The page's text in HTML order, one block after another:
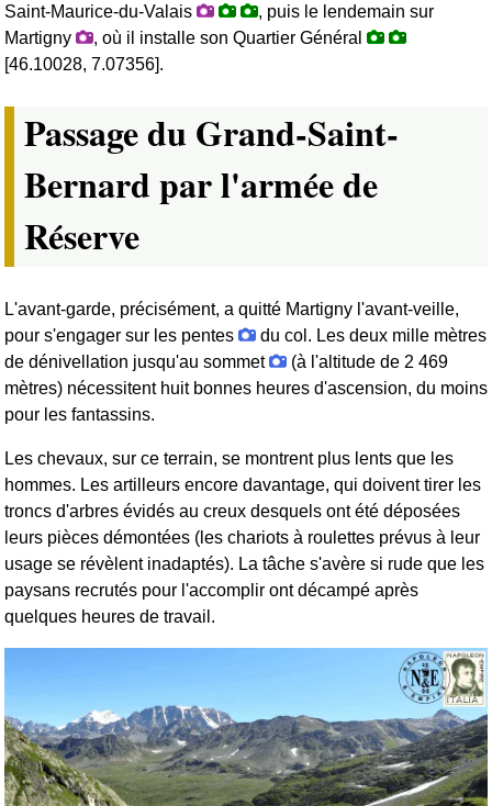
Saint-Maurice-du-Valais
, puis le lendemain sur
Martigny
, où il installe son Quartier Général
[46.10028, 7.07356].
Passage du Grand-Saint-
Bernard par l'armée de
Réserve
L'avant-garde, précisément, a quitté Martigny l'avant-veille,
pour s'engager sur les pentes
du col. Les deux mille mètres
de dénivellation jusqu'au sommet
(à l'altitude de 2 469
mètres) nécessitent huit bonnes heures d'ascension, du moins
pour les fantassins.
Les chevaux, sur ce terrain, se montrent plus lents que les
hommes. Les artilleurs encore davantage, qui doivent tirer les
troncs d'arbres évidés au creux desquels ont été déposées
leurs pièces démontées (les chariots à roulettes prévus à leur
usage se révèlent inadaptés). La tâche s'avère si rude que les
paysans recrutés pour l'accomplir ont décampé après
quelques heures de travail.